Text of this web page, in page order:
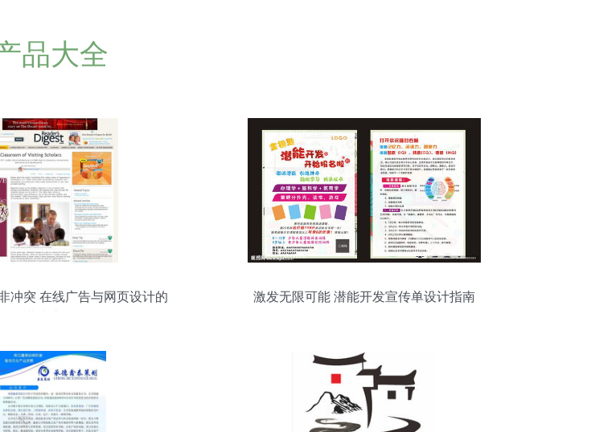
品大全
冲突 在线广告与网页设计的
激发无限可能 潜能开发宣传单设计指南